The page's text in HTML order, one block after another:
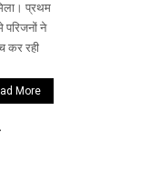
प्रथम
परिजनों ने
कर रही
More